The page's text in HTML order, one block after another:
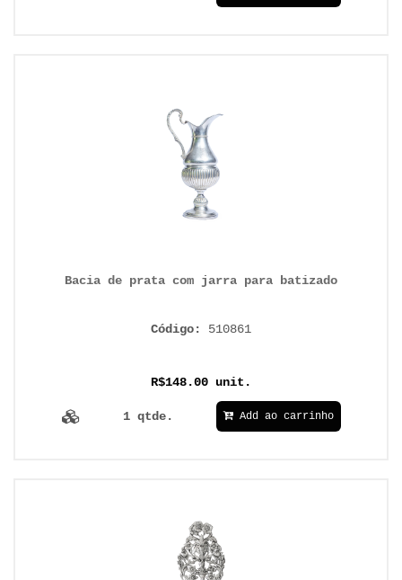
Bacia de prata com jarra para batizado
Código: 510861
R$148.00 unit.
1 qtde. Add ao carrinho